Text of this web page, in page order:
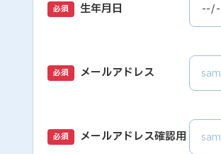
必須 生年月日
必須 メールアドレス
必須 メールアドレス確認用